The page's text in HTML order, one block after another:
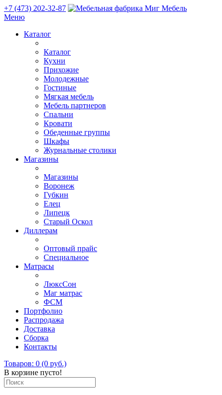
+7 (473) 202-32-87
Меню
Каталог
Каталог
Кухни
Прихожие
Молодежные
Гостиные
Мягкая мебель
Мебель партнеров
Спальни
Кровати
Обеденные группы
Шкафы
Журнальные столики
Магазины
Магазины
Воронеж
Губкин
Елец
Липецк
Старый Оскол
Диллерам
Оптовый прайс
Специальное
Матрасы
ЛюксСон
Маг матрас
ФСМ
Портфолио
Распродажа
Доставка
Сборка
Контакты
Товаров: 0 (0 руб.)
В корзине пусто!